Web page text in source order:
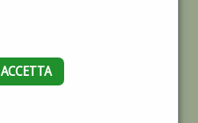
ACCETTA